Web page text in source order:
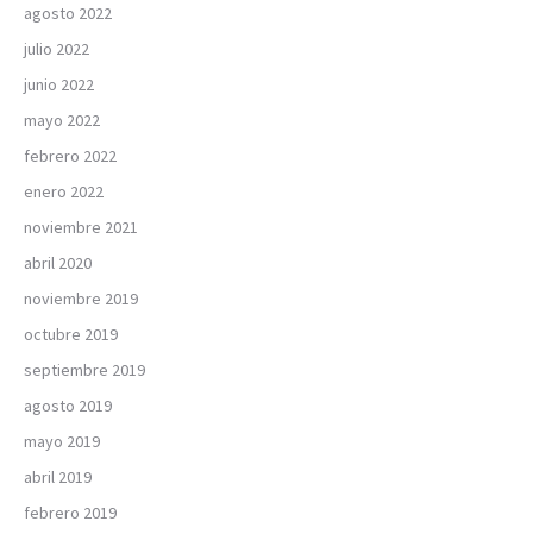
agosto 2022
julio 2022
junio 2022
mayo 2022
febrero 2022
enero 2022
noviembre 2021
abril 2020
noviembre 2019
octubre 2019
septiembre 2019
agosto 2019
mayo 2019
abril 2019
febrero 2019